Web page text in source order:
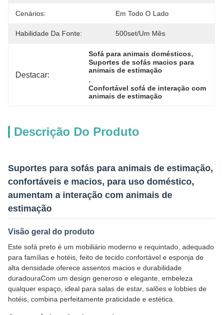
Cenários: Em Todo O Lado
Habilidade Da Fonte: 500set/um Mês
Destacar:
Sofá para animais domésticos,
Suportes de sofás macios para
animais de estimação
,
Confortável sofá de interação com
animais de estimação
Descrição Do Produto
Suportes para sofás para animais de estimação,
confortáveis e macios, para uso doméstico,
aumentam a interação com animais de
estimação
Visão geral do produto
Este sofá preto é um mobiliário moderno e requintado, adequado
para famílias e hotéis, feito de tecido confortável e esponja de
alta densidade.oferece assentos macios e durabilidade
duradouraCom um design generoso e elegante, embeleza
qualquer espaço, ideal para salas de estar, salões e lobbies de
hotéis, combina perfeitamente praticidade e estética.